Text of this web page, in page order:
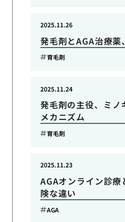
発毛剤とAGA治療薬
2025.11.26
育毛剤
発毛剤の主役、ミノ
メカニズム
2025.11.24
育毛剤
AGAオンライン診
険な違い
2025.11.23
AGA